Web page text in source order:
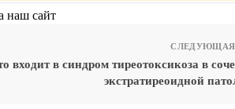
наш сайт
СЛЕДУЮЩАЯ
входит в синдром тиреотоксикоза в
экстратиреоидной